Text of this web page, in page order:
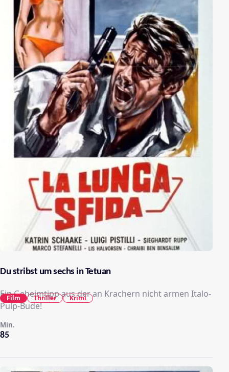
Du stribst um sechs in Tetuan
Ein Geheimtipp aus der an Krachern nicht armen Italo-
Pulp-Bude!
85
Min.
Film Thriller Krimi